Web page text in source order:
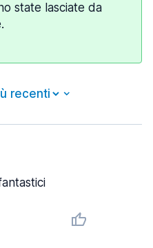
state lasciate da